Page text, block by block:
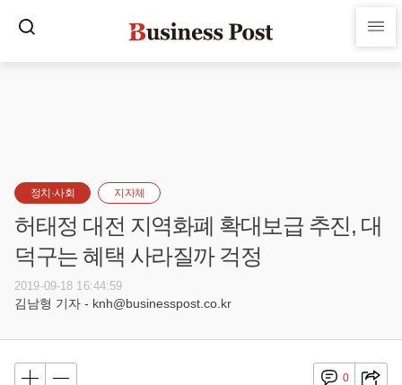
정치·사회 지자체
허태정 대전 지역화폐 확대보급 추진, 대
덕구는 혜택 사라질까 걱정
2019-09-18 16:44:59
김남형 기자 - knh@businesspost.co.kr
0